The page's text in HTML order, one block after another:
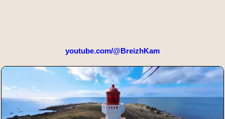
youtube.com/@BreizhKam